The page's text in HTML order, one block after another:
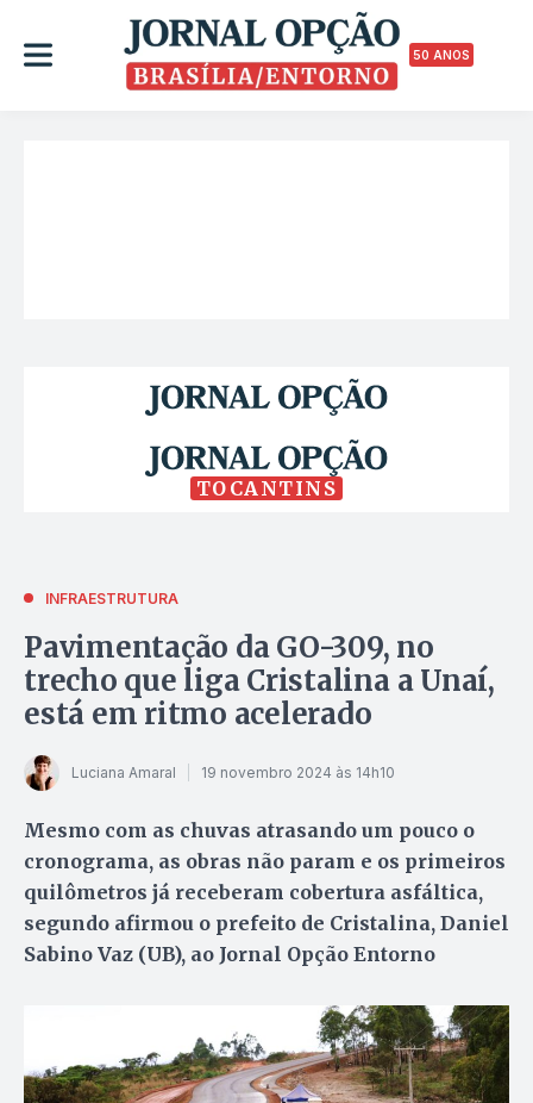
50 ANOS
TOCANTINS
INFRAESTRUTURA
Pavimentação da GO-309, no
trecho que liga Cristalina a Unaí,
está em ritmo acelerado
Luciana Amaral 19 novembro 2024 às 14h10
Mesmo com as chuvas atrasando um pouco o
cronograma, as obras não param e os primeiros
quilômetros já receberam cobertura asfáltica,
segundo afirmou o prefeito de Cristalina, Daniel
Sabino Vaz (UB), ao Jornal Opção Entorno